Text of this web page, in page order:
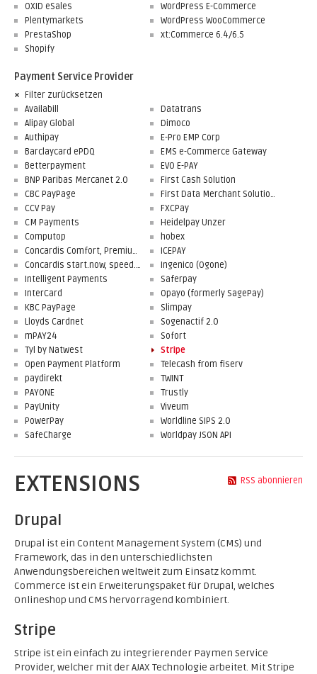
OXID eSales
Plentymarkets
PrestaShop
Shopify
WordPress E-Commerce
WordPress WooCommerce
xt:Commerce 6.4/6.5
Payment Service Provider
Filter zurücksetzen
Availabill
Alipay Global
Authipay
Barclaycard ePDQ
Betterpayment
BNP Paribas Mercanet 2.0
CBC PayPage
CCV Pay
CM Payments
Computop
Concardis Comfort, Premium, Professional
Concardis start.now, speed.up, flex.pro
Datatrans
Dimoco
E-Pro EMP Corp
EMS e-Commerce Gateway
EVO E-PAY
First Cash Solution
First Data Merchant Solutions
FXCPay
Heidelpay Unzer
hobex
ICEPAY
Ingenico (Ogone)
Intelligent Payments
InterCard
KBC PayPage
Lloyds Cardnet
mPAY24
Tyl by Natwest
Open Payment Platform
paydirekt
PAYONE
PayUnity
PowerPay
SafeCharge
Saferpay
Opayo (formerly SagePay)
Slimpay
Sogenactif 2.0
Sofort
Stripe
Telecash from fiserv
TWINT
Trustly
Viveum
Worldline SIPS 2.0
Worldpay JSON API
RSS abonnieren
EXTENSIONS
Drupal
Drupal ist ein Content Management System (CMS) und
Framework, das in den unterschiedlichsten
Anwendungsbereichen weltweit zum Einsatz kommt.
Commerce ist ein Erweiterungspaket für Drupal, welches
Onlineshop und CMS hervorragend kombiniert.
Stripe
Stripe ist ein einfach zu integrierender Paymen Service
Provider, welcher mit der AJAX Technologie arbeitet. Mit Stripe